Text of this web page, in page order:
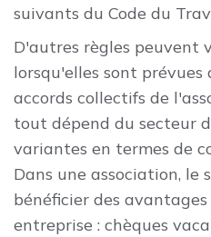
suivants du Code du
D'autres règles peuvent
lorsqu'elles sont
accords collectifs de
tout dépend du secteur
variantes en termes de
Dans une association, le
bénéficier des
entreprise : chèques